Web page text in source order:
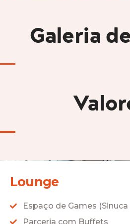
Galeria
Lounge
Espaço de Games
Parceria com Buffets